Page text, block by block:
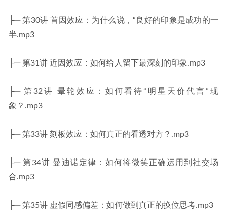
├─ 第30讲 首因效应：为什么说，“良好的印象是成功的一
半.mp3
├─ 第31讲 近因效应：如何给人留下最深刻的印象.mp3
├─ 第32讲 晕轮效应：如何看待“明星天价代言”现
象？.mp3
├─ 第33讲 刻板效应：如何真正的看透对方？.mp3
├─ 第34讲 曼迪诺定律：如何将微笑正确运用到社交场
合.mp3
├─ 第35讲 虚假同感偏差：如何做到真正的换位思考.mp3